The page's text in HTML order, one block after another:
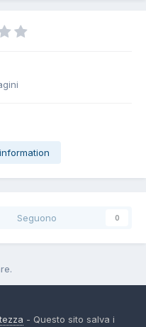
Seguono 0
If you have an account, sign in
- Questo sito salva i